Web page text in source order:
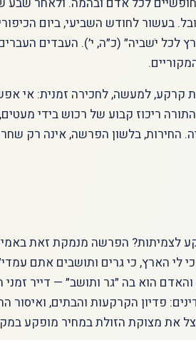
בעשור לחודש השביעי, ביום
לכל יֹשביה״ (כ״ה, י׳). העבדים
קרקע, למעשה, לחכירה זמנית: אי
התורה ריכוז קבוע של רכוש בידי
החירות, בלשון הפרשה, אינה רק
לצמיתות? הפרשה מנמקת זאת
לי הארץ, כי גרים ותושבים אתם
הוא בה ״גר ותושב״ — דייר זמני
פדיון הקרקעות והבתים, ואיסור
את מצוקת הזולת במחיר מופקע